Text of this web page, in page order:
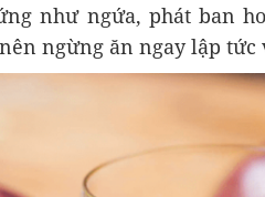
như ngứa, phát ban
ngừng ăn ngay lập